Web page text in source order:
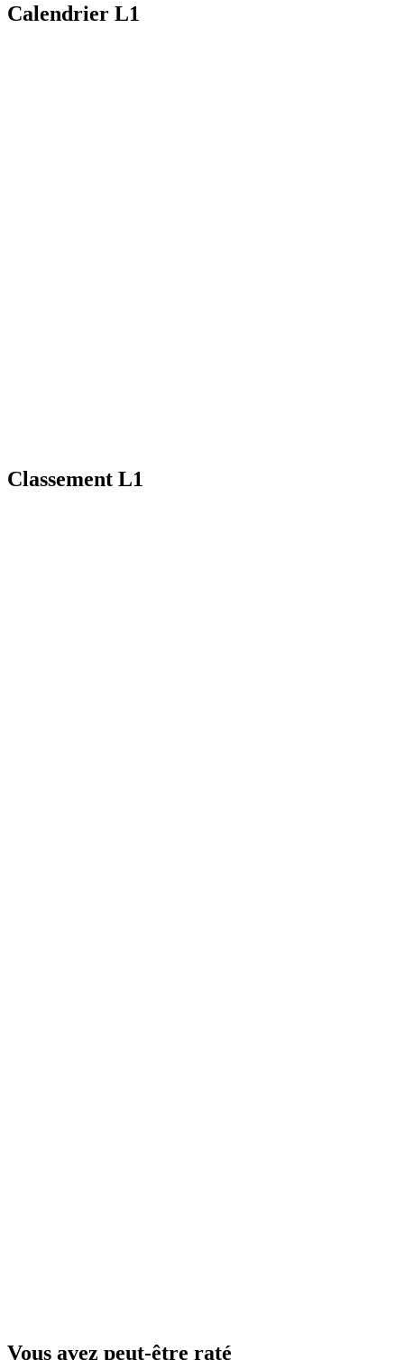
Calendrier L1
Classement L1
Vous avez peut-être raté